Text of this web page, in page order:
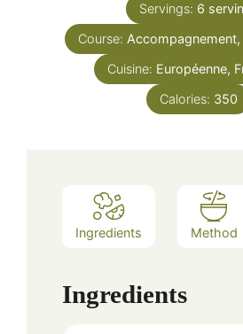
Servings: 6
Course: Accompagnement,
Cuisine: Européenne,
Calories: 350
Ingredients Method
Ingredients